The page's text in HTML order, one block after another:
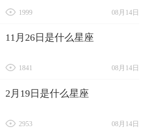
08月14日
1999
11月26日是什么星座
08月14日
1841
2月19日是什么星座
08月14日
2953